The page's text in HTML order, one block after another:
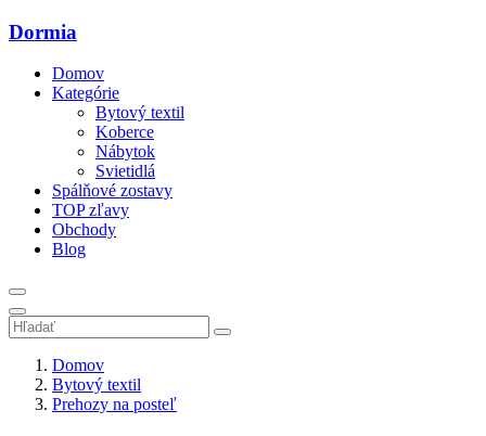
Dormia
Domov
Kategórie
Bytový textil
Koberce
Nábytok
Svietidlá
Spálňové zostavy
TOP zľavy
Obchody
Blog
Domov
Bytový textil
Prehozy na posteľ